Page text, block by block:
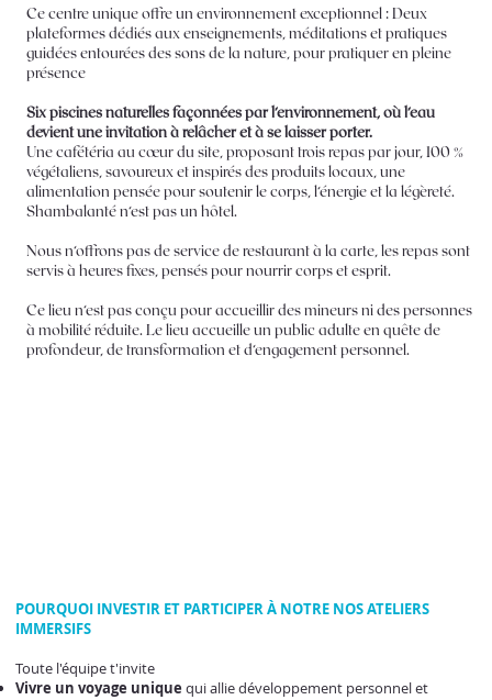
Ce centre unique offre un environnement exceptionnel : Deux
plateformes dédiés aux enseignements, méditations et pratiques
guidées entourées des sons de la nature, pour pratiquer en pleine
présence
Six piscines naturelles façonnées par l’environnement, où l’eau
devient une invitation à relâcher et à se laisser porter.
Une cafétéria au cœur du site, proposant trois repas par jour, 100 %
végétaliens, savoureux et inspirés des produits locaux, une
alimentation pensée pour soutenir le corps, l’énergie et la légèreté.
Shambalanté n’est pas un hôtel.
Nous n’offrons pas de service de restaurant à la carte, les repas sont
servis à heures fixes, pensés pour nourrir corps et esprit.
Ce lieu n’est pas conçu pour accueillir des mineurs ni des personnes
à mobilité réduite. Le lieu accueille un public adulte en quête de
profondeur, de transformation et d’engagement personnel.
POURQUOI INVESTIR ET PARTICIPER À NOTRE NOS ATELIERS
IMMERSIFS
Toute l'équipe t'invite
Vivre un voyage unique qui allie développement personnel et